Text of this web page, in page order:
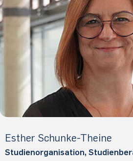
Esther Schunke-Theine
Studienorganisation,